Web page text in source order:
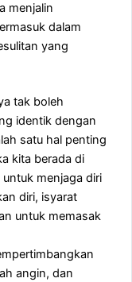
menjalin
dalam
yang
tak boleh
identik dengan
satu hal penting
kita berada di
menjaga diri
diri, isyarat
untuk memasak
angin, dan